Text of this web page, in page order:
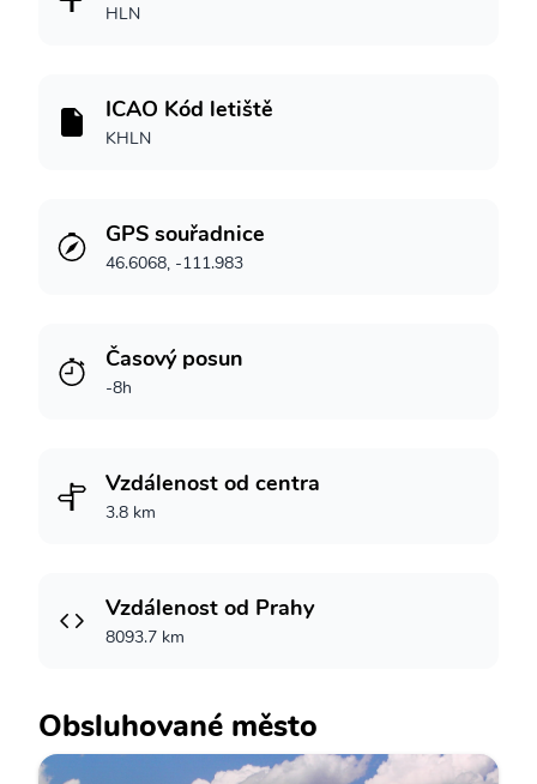
HLN
ICAO Kód letiště
KHLN
GPS souřadnice
46.6068, -111.983
Časový posun
-8h
Vzdálenost od centra
3.8 km
Vzdálenost od Prahy
8093.7 km
Obsluhované město